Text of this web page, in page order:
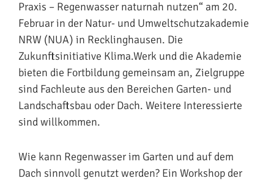
Praxis – Regenwasser naturnah nutzen“ am 20.
Februar in der Natur- und Umweltschutzakademie
NRW (NUA) in Recklinghausen. Die
Zukunftsinitiative Klima.Werk und die Akademie
bieten die Fortbildung gemeinsam an, Zielgruppe
sind Fachleute aus den Bereichen Garten- und
Landschaftsbau oder Dach. Weitere Interessierte
sind willkommen.
Wie kann Regenwasser im Garten und auf dem
Dach sinnvoll genutzt werden? Ein Workshop der